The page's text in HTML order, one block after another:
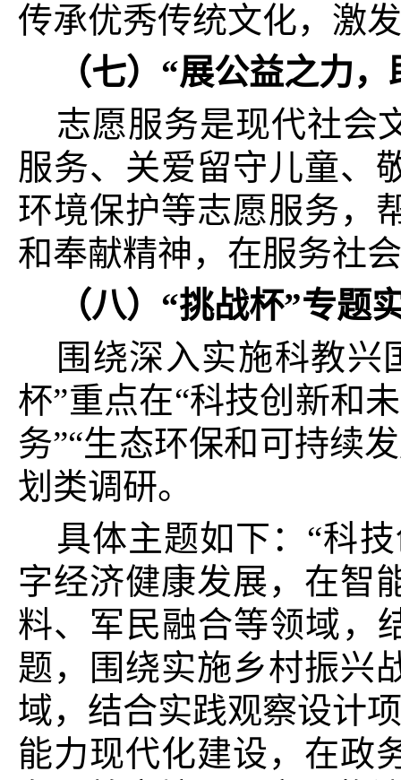
传承优秀传统文化，激
（七）“展公益之力
志愿服务是现代社会
服务、关爱留守儿童、
环境保护等志愿服务，
和奉献精神，在服务社
（八）“挑战杯”专题
围绕深入实施科教
杯”重点在“科技创新和
务”“生态环保和可持续
划类调研。
具体主题如下：“科
字经济健康发展，在智
料、军民融合等领域，
题，围绕实施乡村振兴
域，结合实践观察设计
能力现代化建设，在政